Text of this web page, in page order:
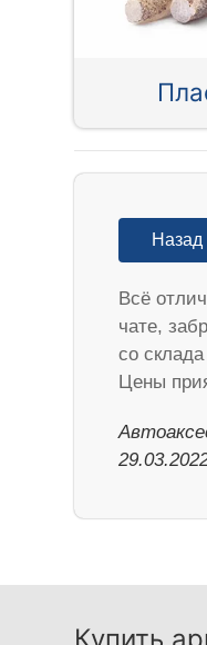
Назад
Всё
чате,
со
Цены
Купить